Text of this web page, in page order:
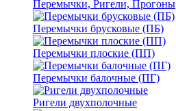
Перемычки, Ригели, Прогоны
Перемычки брусковые (ПБ)
Перемычки плоские (ПП)
Перемычки балочные (ПГ)
Ригели двухполочные